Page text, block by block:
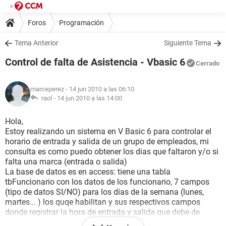
Foros Programación
Tema Anterior Siguiente Tema
Control de falta de Asistencia - Vbasic 6 Cerrado
marceperez - 14 jun 2010 a las 06:10
raol - 14 jun 2010 a las 14:00
Hola,
Estoy realizando un sistema en V Basic 6 para controlar el
horario de entrada y salida de un grupo de empleados, mi
consulta es como puedo obtener los dias que faltaron y/o si
falta una marca (entrada o salida)
La base de datos es en access: tiene una tabla
tbFuncionario con los datos de los funcionario, 7 campos
(tipo de datos SI/NO) para los días de la semana (lunes,
martes... ) los quqe habilitan y sus respectivos campos
donde registrar la hora de entrada y salida que debe de